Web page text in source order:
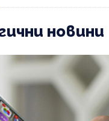
новини